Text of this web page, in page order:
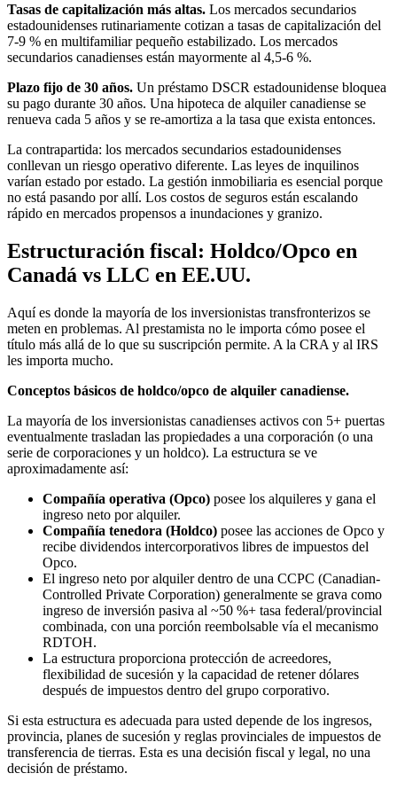
Tasas de capitalización más altas. Los mercados secundarios
estadounidenses rutinariamente cotizan a tasas de capitalización del
7-9 % en multifamiliar pequeño estabilizado. Los mercados
secundarios canadienses están mayormente al 4,5-6 %.
Plazo fijo de 30 años. Un préstamo DSCR estadounidense bloquea
su pago durante 30 años. Una hipoteca de alquiler canadiense se
renueva cada 5 años y se re-amortiza a la tasa que exista entonces.
La contrapartida: los mercados secundarios estadounidenses
conllevan un riesgo operativo diferente. Las leyes de inquilinos
varían estado por estado. La gestión inmobiliaria es esencial porque
no está pasando por allí. Los costos de seguros están escalando
rápido en mercados propensos a inundaciones y granizo.
Estructuración fiscal: Holdco/Opco en
Canadá vs LLC en EE.UU.
Aquí es donde la mayoría de los inversionistas transfronterizos se
meten en problemas. Al prestamista no le importa cómo posee el
título más allá de lo que su suscripción permite. A la CRA y al IRS
les importa mucho.
Conceptos básicos de holdco/opco de alquiler canadiense.
La mayoría de los inversionistas canadienses activos con 5+ puertas
eventualmente trasladan las propiedades a una corporación (o una
serie de corporaciones y un holdco). La estructura se ve
aproximadamente así:
Compañía operativa (Opco) posee los alquileres y gana el
ingreso neto por alquiler.
Compañía tenedora (Holdco) posee las acciones de Opco y
recibe dividendos intercorporativos libres de impuestos del
Opco.
El ingreso neto por alquiler dentro de una CCPC (Canadian-
Controlled Private Corporation) generalmente se grava como
ingreso de inversión pasiva al ~50 %+ tasa federal/provincial
combinada, con una porción reembolsable vía el mecanismo
RDTOH.
La estructura proporciona protección de acreedores,
flexibilidad de sucesión y la capacidad de retener dólares
después de impuestos dentro del grupo corporativo.
Si esta estructura es adecuada para usted depende de los ingresos,
provincia, planes de sucesión y reglas provinciales de impuestos de
transferencia de tierras. Esta es una decisión fiscal y legal, no una
decisión de préstamo.